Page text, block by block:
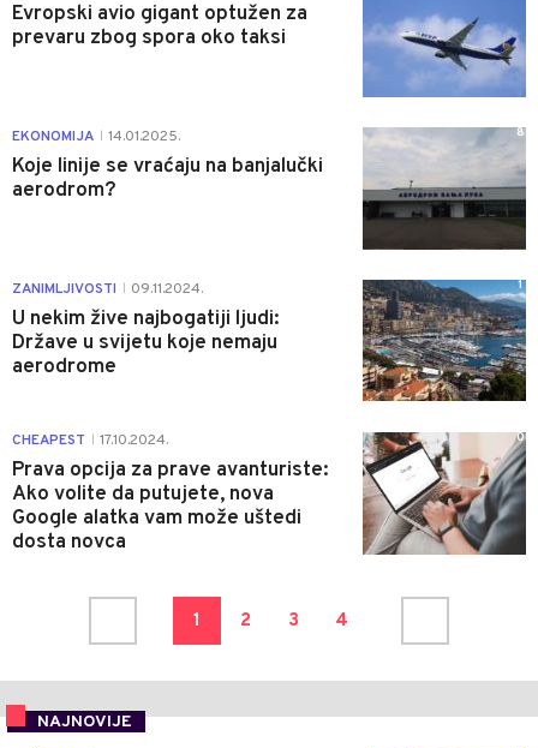
Evropski avio gigant optužen za
prevaru zbog spora oko taksi
EKONOMIJA 14.01.2025.
Koje linije se vraćaju na banjalučki
aerodrom?
8
ZANIMLJIVOSTI 09.11.2024.
U nekim žive najbogatiji ljudi:
Države u svijetu koje nemaju
aerodrome
1
CHEAPEST 17.10.2024.
Prava opcija za prave avanturiste:
Ako volite da putujete, nova
Google alatka vam može uštedi
dosta novca
0
1 2 3 4
NAJNOVIJE